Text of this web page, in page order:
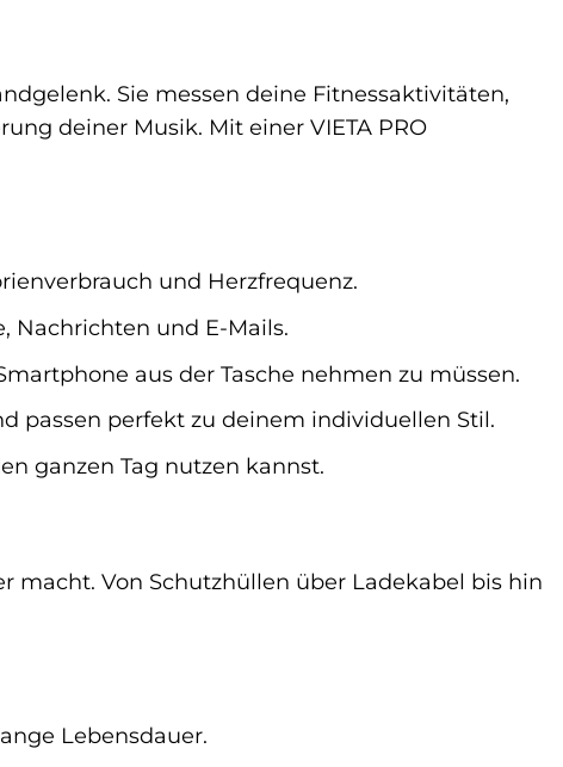
Sie messen deine Fitnessaktivitäten,
deiner Musik. Mit einer VIETA PRO
und Herzfrequenz.
Nachrichten und E-Mails.
aus der Tasche nehmen zu müssen.
passen perfekt zu deinem individuellen Stil.
ganzen Tag nutzen kannst.
macht. Von Schutzhüllen über Ladekabel bis hin
Lebensdauer.